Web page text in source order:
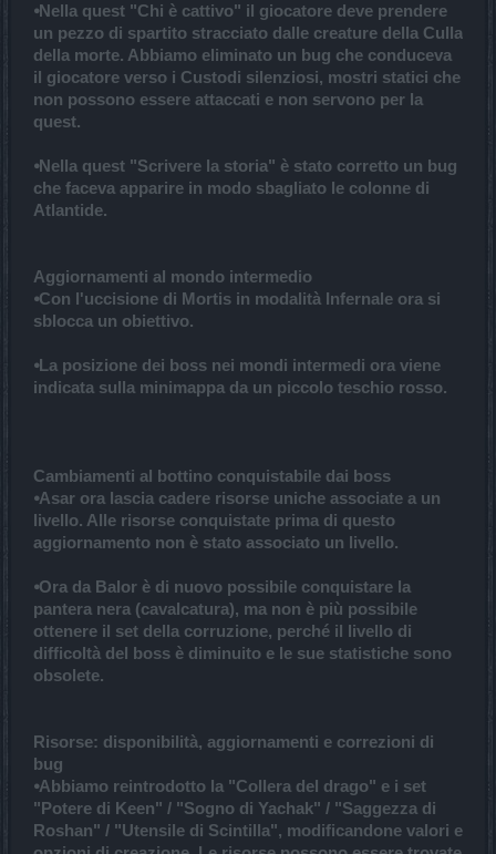
⦁Nella quest "Chi è cattivo" il giocatore deve prendere
un pezzo di spartito stracciato dalle creature della Culla
della morte. Abbiamo eliminato un bug che conduceva
il giocatore verso i Custodi silenziosi, mostri statici che
non possono essere attaccati e non servono per la
quest.
⦁Nella quest "Scrivere la storia" è stato corretto un bug
che faceva apparire in modo sbagliato le colonne di
Atlantide.
Aggiornamenti al mondo intermedio
⦁Con l'uccisione di Mortis in modalità Infernale ora si
sblocca un obiettivo.
⦁La posizione dei boss nei mondi intermedi ora viene
indicata sulla minimappa da un piccolo teschio rosso.
Cambiamenti al bottino conquistabile dai boss
⦁Asar ora lascia cadere risorse uniche associate a un
livello. Alle risorse conquistate prima di questo
aggiornamento non è stato associato un livello.
⦁Ora da Balor è di nuovo possibile conquistare la
pantera nera (cavalcatura), ma non è più possibile
ottenere il set della corruzione, perché il livello di
difficoltà del boss è diminuito e le sue statistiche sono
obsolete.
Risorse: disponibilità, aggiornamenti e correzioni di
bug
⦁Abbiamo reintrodotto la "Collera del drago" e i set
"Potere di Keen" / "Sogno di Yachak" / "Saggezza di
Roshan" / "Utensile di Scintilla", modificandone valori e